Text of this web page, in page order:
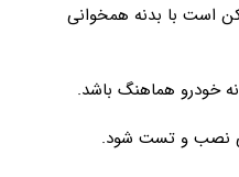
است با بدنه همخوانی
خودرو هماهنگ باشد.
نصب و تست شود.